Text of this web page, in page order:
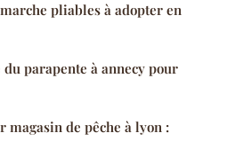
pliables à adopter en
parapente à annecy pour
de pêche à lyon :